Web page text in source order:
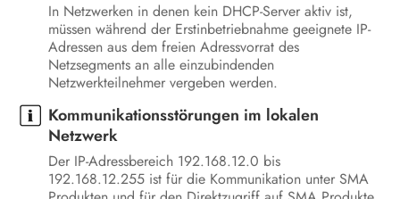
In Netzwerken in denen kein DHCP-Server aktiv ist,
müssen während der Erstinbetriebnahme geeignete IP-
Adressen aus dem freien Adressvorrat des
Netzsegments an alle einzubindenden
Netzwerkteilnehmer vergeben werden.
Kommunikationsstörungen im lokalen
Netzwerk
Der IP-Adressbereich 192.168.12.0 bis
192.168.12.255 ist für die Kommunikation unter SMA